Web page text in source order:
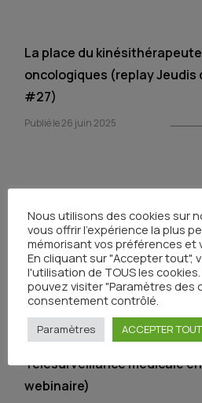
La place du
oncologiques (replay Jeudis
#27)
Publié le 26 juin 2025
Ethique au quotidien dans le
d’Onco-Occitanie #26)
Publié le 2 avril 2025
Télésurveillance médicale
webinaire)
Nous utilisons des cookies sur
vous offrir l'expérience la plus
mémorisant vos préférences et
En cliquant sur "Accepter tout",
l'utilisation de TOUS les
pouvez visiter "Paramètres des
consentement contrôlé.
Paramètres ACCEPTER TOUT